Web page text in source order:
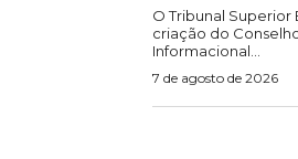
O Tribunal Superior
criação do
Informacional...
7 de agosto de 2026